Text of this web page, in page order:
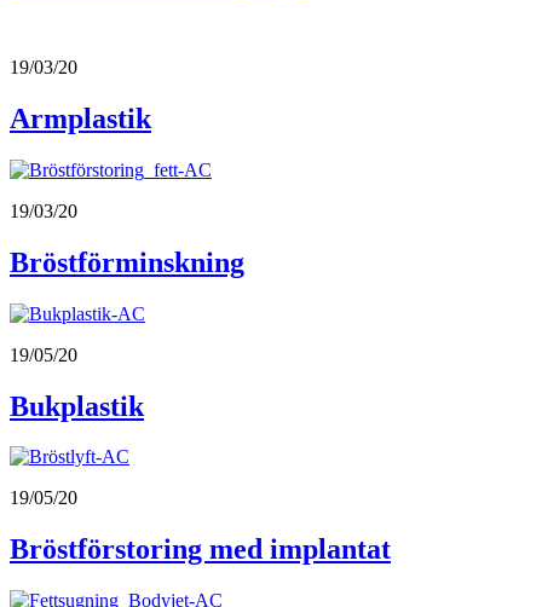
19/03/20
Armplastik
19/03/20
Bröstförminskning
19/05/20
Bukplastik
19/05/20
Bröstförstoring med implantat